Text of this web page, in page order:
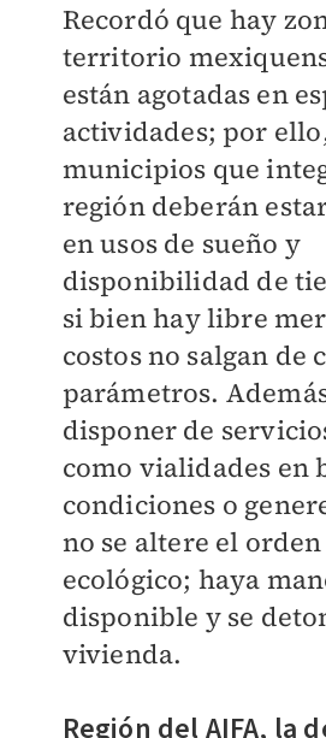
Recordó que hay
territorio
están agotadas en
actividades; por
municipios que
región deberán
en usos de sueño y
disponibilidad de
si bien hay libre
costos no salgan de
parámetros.
disponer de
como vialidades en
condiciones o
no se altere el
ecológico; haya
disponible y se
vivienda.
Región del AIFA, la